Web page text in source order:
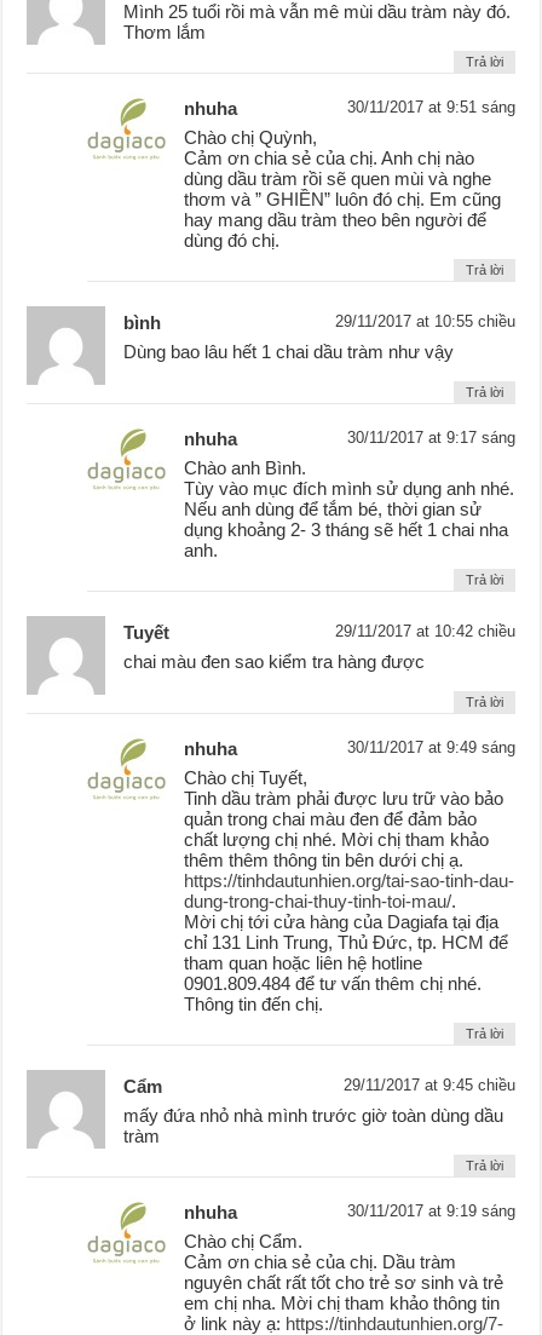
Mình 25 tuổi rồi mà vẫn mê mùi dầu tràm này đó.
Thơm lắm
Trả lời
nhuha 30/11/2017 at 9:51 sáng
Chào chị Quỳnh,
Cảm ơn chia sẻ của chị. Anh chị nào
dùng dầu tràm rồi sẽ quen mùi và nghe
thơm và ” GHIỀN” luôn đó chị. Em cũng
hay mang dầu tràm theo bên người để
dùng đó chị.
Trả lời
bình 29/11/2017 at 10:55 chiều
Dùng bao lâu hết 1 chai dầu tràm như vậy
Trả lời
nhuha 30/11/2017 at 9:17 sáng
Chào anh Bình.
Tùy vào mục đích mình sử dụng anh nhé.
Nếu anh dùng để tắm bé, thời gian sử
dụng khoảng 2- 3 tháng sẽ hết 1 chai nha
anh.
Trả lời
Tuyết 29/11/2017 at 10:42 chiều
chai màu đen sao kiểm tra hàng được
Trả lời
nhuha 30/11/2017 at 9:49 sáng
Chào chị Tuyết,
Tinh dầu tràm phải được lưu trữ vào bảo
quản trong chai màu đen để đảm bảo
chất lượng chị nhé. Mời chị tham khảo
thêm thêm thông tin bên dưới chị ạ.
https://tinhdautunhien.org/tai-sao-tinh-dau-
dung-trong-chai-thuy-tinh-toi-mau/.
Mời chị tới cửa hàng của Dagiafa tại địa
chỉ 131 Linh Trung, Thủ Đức, tp. HCM để
tham quan hoặc liên hệ hotline
0901.809.484 để tư vấn thêm chị nhé.
Thông tin đến chị.
Trả lời
Cẩm 29/11/2017 at 9:45 chiều
mấy đứa nhỏ nhà mình trước giờ toàn dùng dầu
tràm
Trả lời
nhuha 30/11/2017 at 9:19 sáng
Chào chị Cẩm.
Cảm ơn chia sẻ của chị. Dầu tràm
nguyên chất rất tốt cho trẻ sơ sinh và trẻ
em chị nha. Mời chị tham khảo thông tin
ở link này ạ: https://tinhdautunhien.org/7-